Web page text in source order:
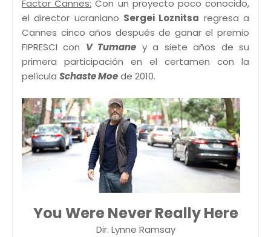
Factor Cannes: Con un proyecto poco conocido,
el director ucraniano Sergei Loznitsa regresa a
Cannes cinco años después de ganar el premio
FIPRESCI con V Tumane y a siete años de su
primera participación en el certamen con la
película Schaste Moede 2010.
You Were Never Really Here
Dir. Lynne Ramsay